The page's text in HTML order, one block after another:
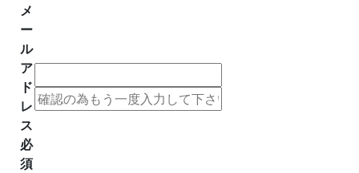
メ
ー
ル
ア
ド
レ
ス
必
須